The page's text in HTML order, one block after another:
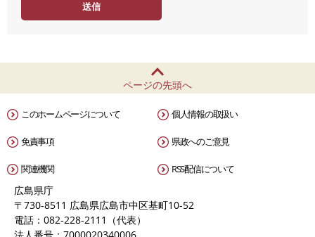
ページの先頭へ
このホームページについて 個人情報の取扱い
免責事項 県政へのご意見
関連機関 RSS配信について
広島県庁
〒730-8511 広島県広島市中区基町10-52
電話：082-228-2111（代表）